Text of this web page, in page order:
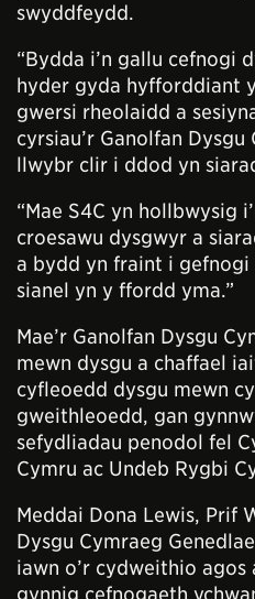
swyddfeydd.
“Bydda i’n gallu cefnogi
hyder gyda hyfforddiant
gwersi rheolaidd a
cyrsiau’r Ganolfan Dysgu
llwybr clir i ddod yn
“Mae S4C yn hollbwysig
croesawu dysgwyr a
a bydd yn fraint i gefnogi
sianel yn y ffordd yma.”
Mae’r Ganolfan Dysgu
mewn dysgu a chaffael
cyfleoedd dysgu mewn
gweithleoedd, gan
sefydliadau penodol fel
Cymru ac Undeb Rygbi
Meddai Dona Lewis, Prif
Dysgu Cymraeg
iawn o’r cydweithio agos